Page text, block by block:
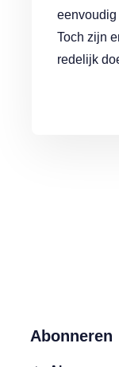
eenvoudig
Toch zijn
redelijk
Abonneren